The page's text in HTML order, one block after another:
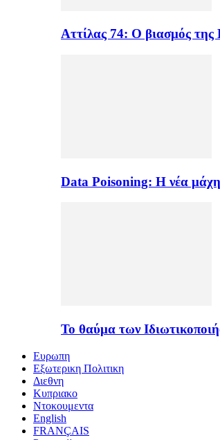
Αττίλας 74: Ο βιασμός
Data Poisoning: Η νέα
Το θαύμα των
Ευρωπη
Εξωτερικη Πολιτικη
Διεθνη
Κυπριακο
Ντοκουμεντα
English
FRANÇAIS